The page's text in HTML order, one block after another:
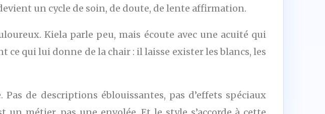
un cycle de soin, de doute, de lente affirmation.
Kiela parle peu, mais écoute avec une acuité qui
ce qui lui donne de la chair : il laisse exister les blancs, les
de descriptions éblouissantes, pas d’effets spéciaux